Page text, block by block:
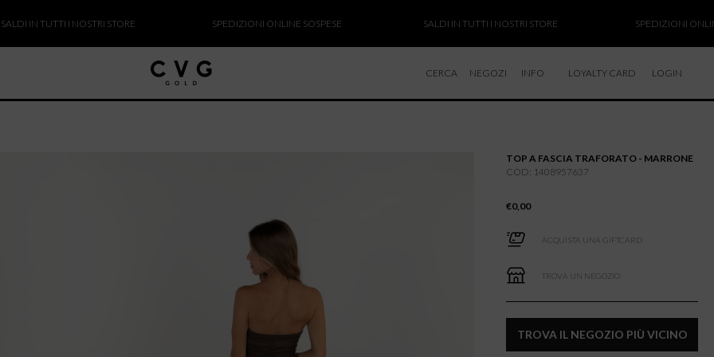
TUTTI I NOSTRI STORE SPEDIZIONI ONLINE SOSPESE SALDI IN TUTTI I NOSTRI STORE SPEDIZIONI ONLINE
CERCA NEGOZI INFO
RESI E RIMBORSI
LOYALTY CARD LOGIN
TOP A FASCIA TRAFORATO - MARRONE
COD: 1408957637
€0,00
ACQUISTA UNA GIFTCARD
TROVA UN NEGOZIO
TROVA IL NEGOZIO PIÙ VICINO